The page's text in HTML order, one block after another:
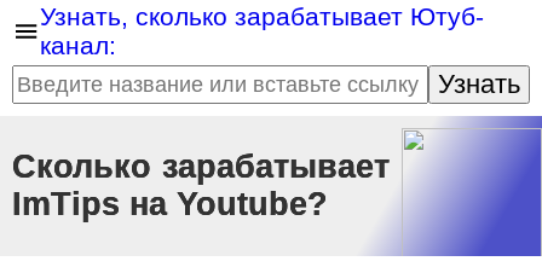
Узнать, сколько зарабатывает Ютуб-
канал:
Узнать
Сколько зарабатывает
ImTips на Youtube?